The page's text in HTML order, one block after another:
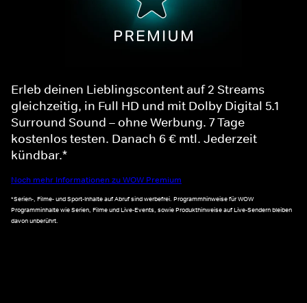
Erleb deinen Lieblingscontent auf 2 Streams
gleichzeitig, in Full HD und mit Dolby Digital 5.1
Surround Sound – ohne Werbung. 7 Tage
kostenlos testen. Danach 6 € mtl. Jederzeit
kündbar.*
Noch mehr Informationen zu WOW Premium
*Serien-, Filme- und Sport-Inhalte auf Abruf sind werbefrei. Programmhinweise für WOW
Programminhalte wie Serien, Filme und Live-Events, sowie Produkthinweise auf Live-Sendern bleiben
davon unberührt.